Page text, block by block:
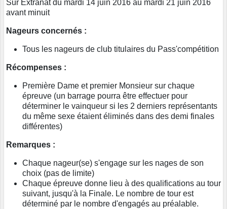
Sur Extranat du mardi 14 juin 2016 au mardi 21 juin 2016
avant minuit
Nageurs concernés :
Tous les nageurs de club titulaires du Pass'compétition
Récompenses :
Première Dame et premier Monsieur sur chaque
épreuve (un barrage pourra être effectuer pour
déterminer le vainqueur si les 2 derniers représentants
du même sexe étaient éliminés dans des demi finales
différentes)
Remarques :
Chaque nageur(se) s'engage sur les nages de son
choix (pas de limite)
Chaque épreuve donne lieu à des qualifications au tour
suivant, jusqu'à la Finale. Le nombre de tour est
déterminé par le nombre d'engagés au préalable.